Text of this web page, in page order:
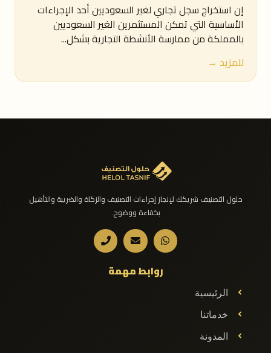
إن استخراج سجل تجاري لغير السعوديين أحد الإجراءات
الأساسية التي تمكن المستثمرين الغير السعوديين
بالمملكة من ممارسة الأنشطة التجارية بشكل...
للمزيد →
حلول التصنيف شريكك لإنجاز إجراءات التصنيف والزكاة والضريبة والتأهيل
بكفاءة ووضوح.
روابط مهمة
الرئيسية
خدماتنا
المدونة